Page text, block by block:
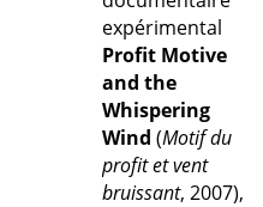
expérimental
Profit Motive
and the
Whispering
Wind (Motif du
profit et vent
bruissant, 2007),